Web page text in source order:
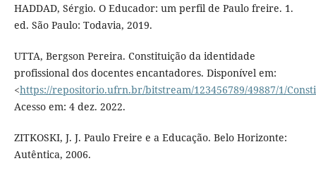
HADDAD, Sérgio. O Educador: um perfil de Paulo freire. 1.
ed. São Paulo: Todavia, 2019.
UTTA, Bergson Pereira. Constituição da identidade
profissional dos docentes encantadores. Disponível em:
<https://repositorio.ufrn.br/bitstream/123456789/49887/1/
Acesso em: 4 dez. 2022.
ZITKOSKI, J. J. Paulo Freire e a Educação. Belo Horizonte:
Autêntica, 2006.